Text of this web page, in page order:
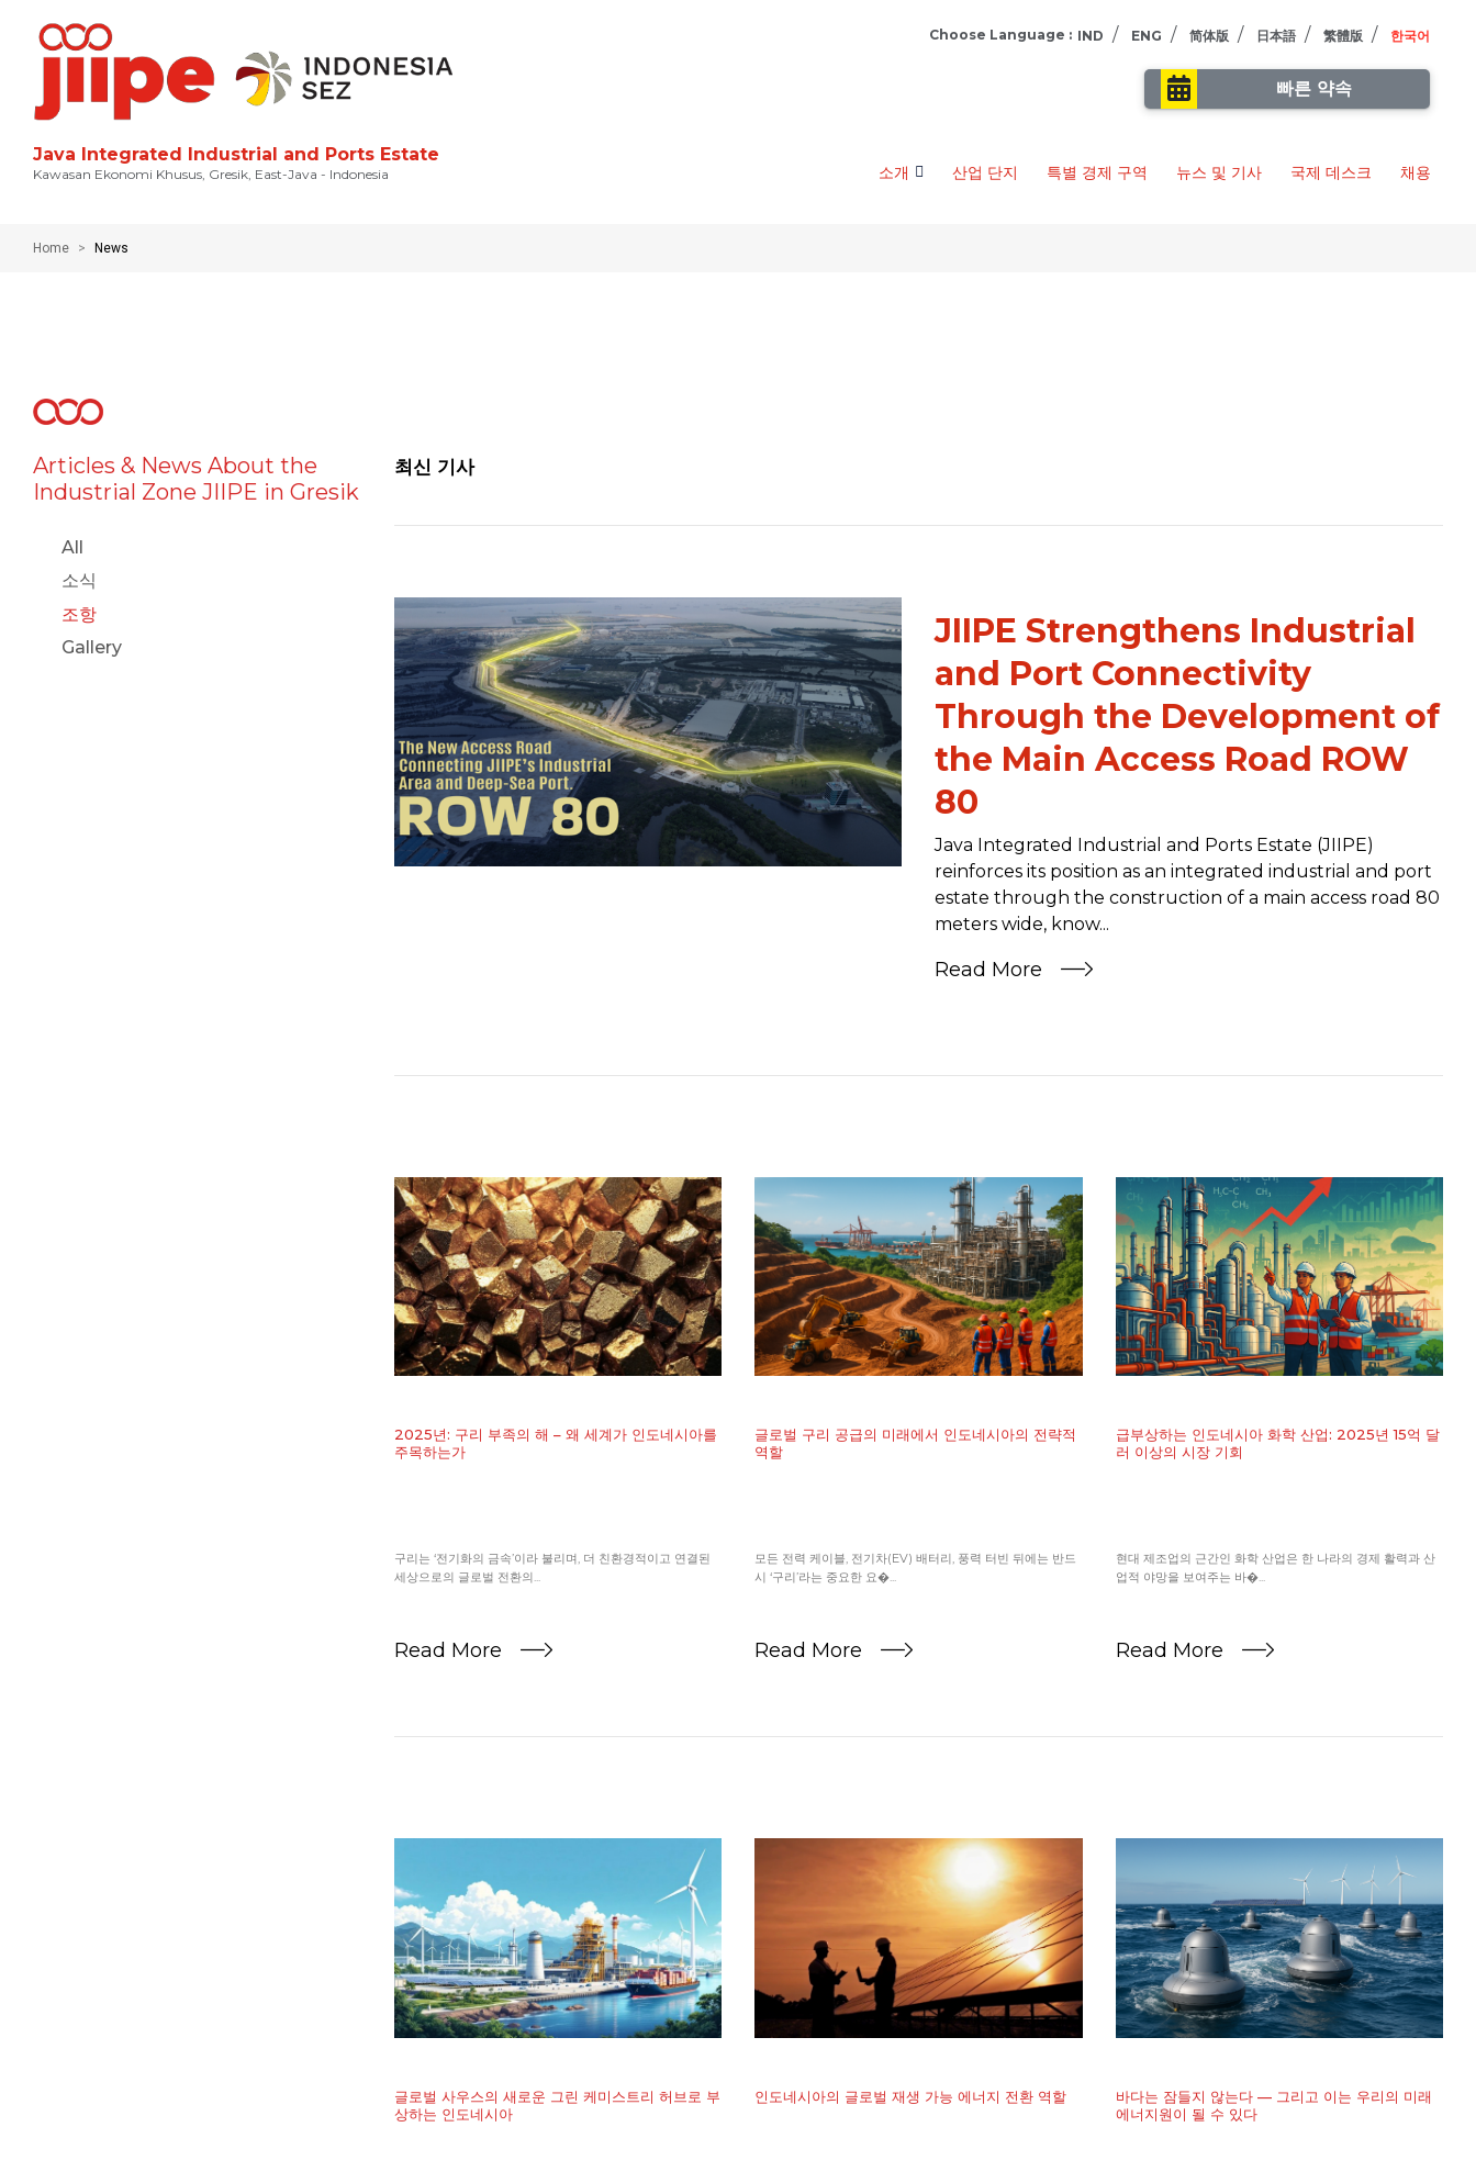
Choose Language : IND / ENG / 简体版 / 日本語 / 繁體版 / 한국어
빠른 약속
Java Integrated Industrial and Ports Estate
Kawasan Ekonomi Khusus, Gresik, East-Java - Indonesia 소개 산업 단지 특별 경제 구역 뉴스 및 기사 국제 데스크 채용
Home News
Articles & News About the
Industrial Zone JIIPE in Gresik
All
소식
조항
Gallery
최신 기사
JIIPE Strengthens Industrial
and Port Connectivity
Through the Development of
the Main Access Road ROW
80
Java Integrated Industrial and Ports Estate (JIIPE)
reinforces its position as an integrated industrial and port
estate through the construction of a main access road 80
meters wide, know...
Read More
2025년: 구리 부족의 해 – 왜 세계가 인도네시아를
주목하는가
구리는 ‘전기화의 금속’이라 불리며, 더 친환경적이고 연결된
세상으로의 글로벌 전환의...
Read More
글로벌 구리 공급의 미래에서 인도네시아의 전략적
역할
모든 전력 케이블, 전기차(EV) 배터리, 풍력 터빈 뒤에는 반드
시 ‘구리’라는 중요한 요�...
Read More
급부상하는 인도네시아 화학 산업: 2025년 15억 달
러 이상의 시장 기회
현대 제조업의 근간인 화학 산업은 한 나라의 경제 활력과 산
업적 야망을 보여주는 바�...
Read More
글로벌 사우스의 새로운 그린 케미스트리 허브로 부
상하는 인도네시아
인도네시아의 글로벌 재생 가능 에너지 전환 역할
바다는 잠들지 않는다 — 그리고 이는 우리의 미래
에너지원이 될 수 있다